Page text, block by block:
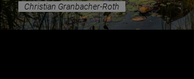
Christian Granbacher-Roth